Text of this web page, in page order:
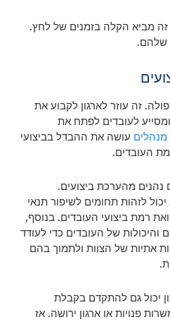
זה מביא הקלה בזמנים של לחץ.
שלהם.
זה עוזר לארגון לקבוע את
לעובדים לפתח את
עושה את ההבדל בביצועי
העובדים.
נהנים מהערכת ביצועים.
לזהות תחומים לשיפור תנאי
רמת ביצועי העובדים. בנוסף,
והיכולות של העובדים כדי לעודד
אתיות של הצוות ולתמוך בהם
יכול גם להתקדם בקבלת
פנויות או ארגון ירושה. אז